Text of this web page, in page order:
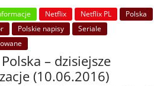
Netflix Netflix PL
Polska
Polskie napisy
Seriale
– dzisiejsze
(10.06.2016)